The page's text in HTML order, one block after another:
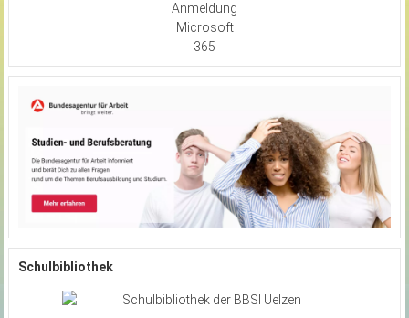
Anmeldung
Microsoft
365
Schulbibliothek